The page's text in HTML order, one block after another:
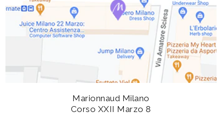
Marionnaud Milano
Corso XXII Marzo 8